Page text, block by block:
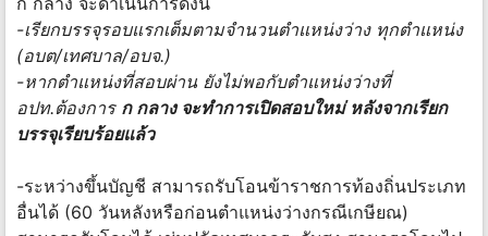
-เรียกบรรจุรอบแรกเต็มตามจำนวนตำแหน่งว่าง ทุกตำแหน่ง
(อบต/เทศบาล/อบจ.)
-หากตำแหน่งที่สอบผ่าน ยังไม่พอกับตำแหน่งว่างที่
อปท.ต้องการ ก กลาง จะทำการเปิดสอบใหม่ หลังจากเรียก
บรรจุเรียบร้อยแล้ว
-ระหว่างขึ้นบัญชี สามารถรับโอนข้าราชการท้องถิ่นประเภท
อื่นได้ (60 วันหลังหรือก่อนตำแหน่งว่างกรณีเกษียณ)